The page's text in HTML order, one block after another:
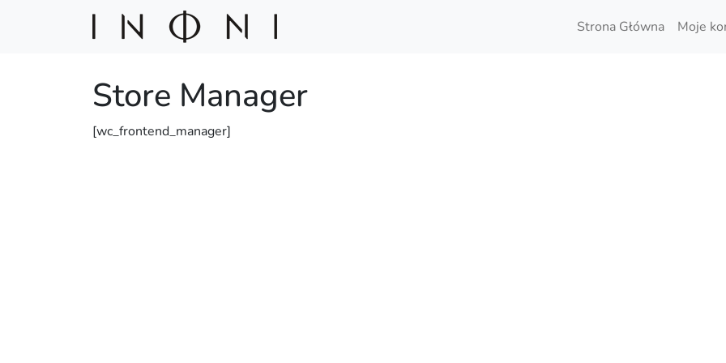
Strona Główna Moje
Store Manager
[wc_frontend_manager]